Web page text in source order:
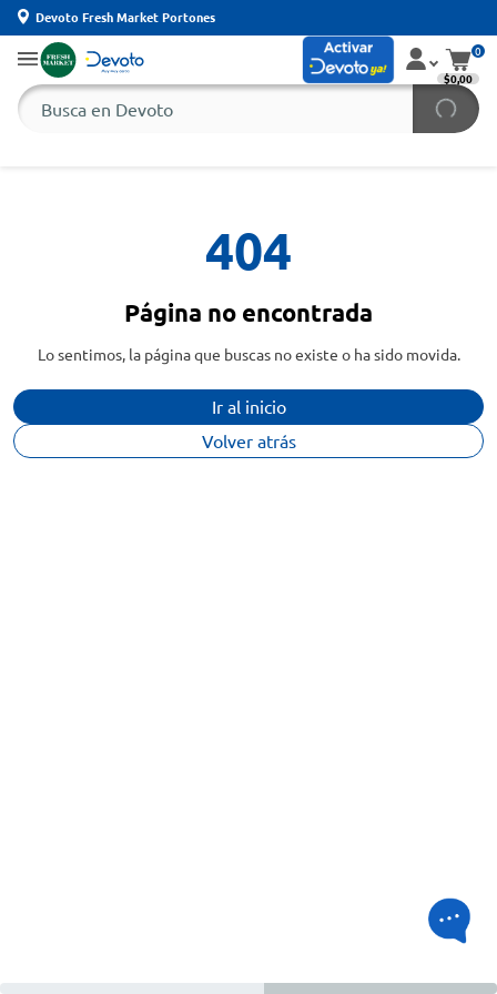
Devoto Fresh Market Portones
0
$0,00
404
Página no encontrada
Lo sentimos, la página que buscas no existe o ha sido movida.
Ir al inicio
Volver atrás